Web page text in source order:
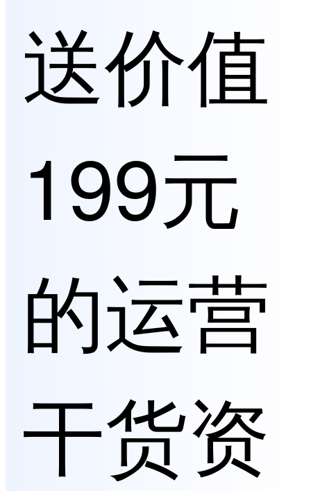
送价值
199元
的运营
干货资